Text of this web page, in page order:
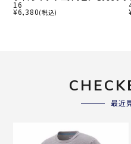
16
¥6,380(税込)
最近